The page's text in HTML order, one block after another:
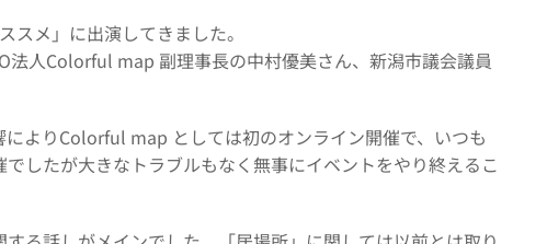
メ」に出演してきました。
法人Colorful map 副理事長の中村優美さん、新潟市議会議員
よりColorful map としては初のオンライン開催で、いつも
したが大きなトラブルもなく無事にイベントをやり終えるこ